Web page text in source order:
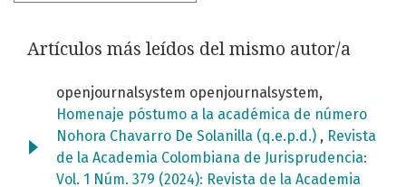
Artículos más leídos del mismo autor/a
openjournalsystem openjournalsystem,
Homenaje póstumo a la académica de número
Nohora Chavarro De Solanilla (q.e.p.d.) , Revista
de la Academia Colombiana de Jurisprudencia:
Vol. 1 Núm. 379 (2024): Revista de la Academia